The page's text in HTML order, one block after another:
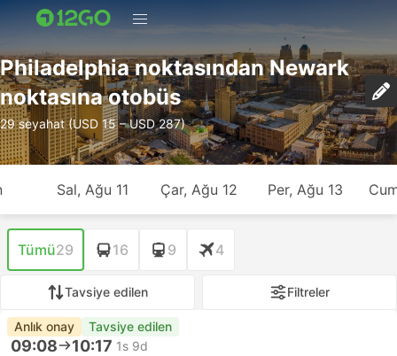
Philadelphia noktasından Newark
noktasına otobüs
29 seyahat (USD 15 – USD 287)
Sal, Ağu 11 Çar, Ağu 12 Per, Ağu 13
Tümü29 16 9 4
Tavsiye edilen Filtreler
Anlık onay Tavsiye edilen
09:08 10:17 1s 9d